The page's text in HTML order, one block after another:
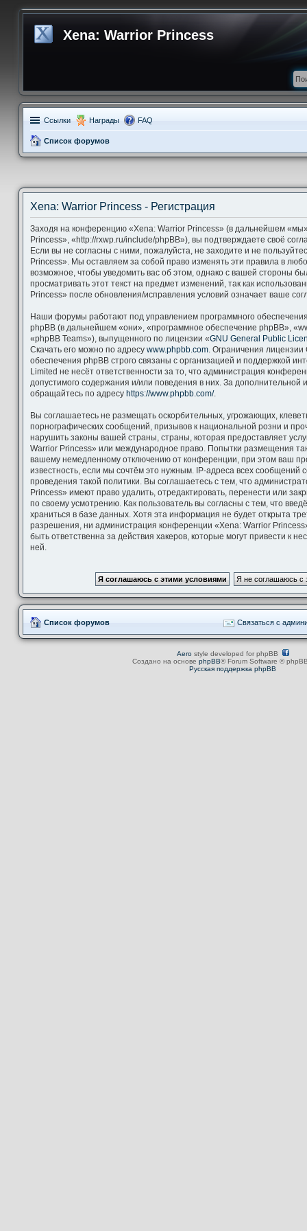
Xena: Warrior Princess
Ссылки Награды FAQ
Список форумов
Xena: Warrior Princess - Регистрация
Заходя на конференцию «Xena: Warrior Princess» (в дальнейшем
Princess», «http://rxwp.ru/include/phpBB»), вы подтверждаете своё
Если вы не согласны с ними, пожалуйста, не заходите и не
Princess». Мы оставляем за собой право изменять эти правила в
возможное, чтобы уведомить вас об этом, однако с вашей стороны
просматривать этот текст на предмет изменений, так как
Princess» после обновления/исправления условий означает ваше
Наши форумы работают под управлением программного
phpBB (в дальнейшем «они», «программное обеспечение phpBB»,
«phpBB Teams»), выпущенного по лицензии «GNU General Public
Скачать его можно по адресу www.phpbb.com. Ограничения лицензии
обеспечения phpBB строго связаны с организацией и поддержкой
Limited не несёт ответственности за то, что администрация
допустимого содержания и/или поведения в них. За
обращайтесь по адресу https://www.phpbb.com/.
Вы соглашаетесь не размещать оскорбительных, угрожающих,
порнографических сообщений, призывов к национальной розни и
нарушить законы вашей страны, страны, которая предоставляет
Warrior Princess» или международное право. Попытки размещения
вашему немедленному отключению от конференции, при этом ваш
известность, если мы сочтём это нужным. IP-адреса всех сообщений
проведения такой политики. Вы соглашаетесь с тем, что
Princess» имеют право удалить, отредактировать, перенести или
по своему усмотрению. Как пользователь вы согласны с тем, что
храниться в базе данных. Хотя эта информация не будет открыта
разрешения, ни администрация конференции «Xena: Warrior
быть ответственна за действия хакеров, которые могут привести к
ней.
Список форумов Связаться с
Aerostyle developed for phpBB
Создано на основе phpBB® Forum Software ©
Русская поддержка phpBB